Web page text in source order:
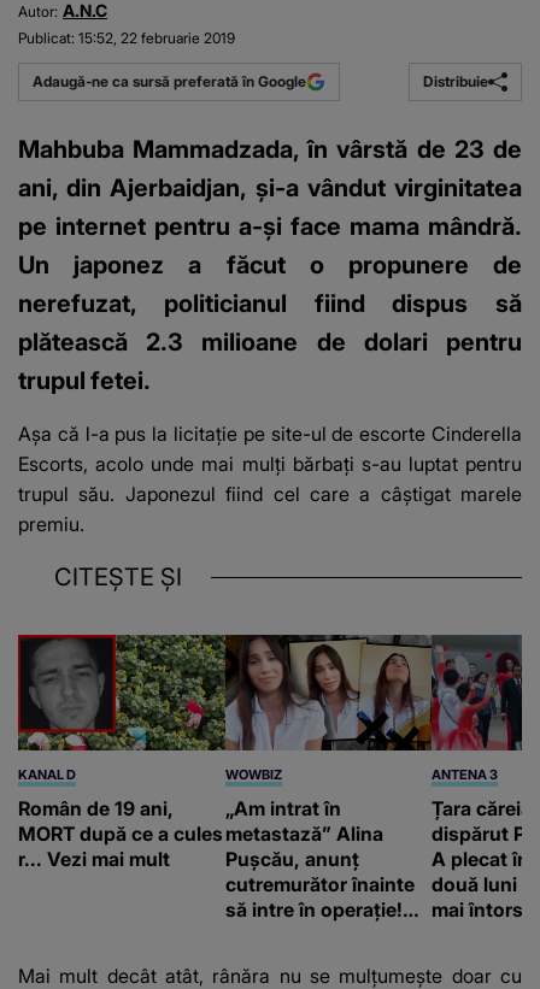
Autor: A.N.C
Publicat: 15:52, 22 februarie 2019
Adaugă-ne ca sursă preferată în Google Distribuie
Mahbuba Mammadzada, în vârstă de 23 de
ani, din Ajerbaidjan, și-a vândut virginitatea
pe internet pentru a-și face mama mândră.
Un japonez a făcut o propunere de
nerefuzat, politicianul fiind dispus să
plătească 2.3 milioane de dolari pentru
trupul fetei.
Așa că l-a pus la licitație pe site-ul de escorte Cinderella
Escorts, acolo unde mai mulți bărbați s-au luptat pentru
trupul său. Japonezul fiind cel care a câștigat marele
premiu.
CITEȘTE ȘI
KANAL D
Român de 19 ani,
MORT după ce a cules
r... Vezi mai mult
WOWBIZ
„Am intrat în
metastază” Alina
Pușcău, anunț
cutremurător înainte
să intre în operație!
ANTENA 3
Țara căreia
dispărut
A plecat în
două luni
mai întors
Mai mult decât atât, rânăra nu se mulțumește doar cu